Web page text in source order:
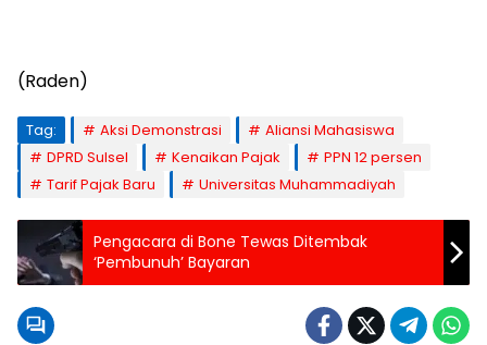
(Raden)
Tag: Aksi Demonstrasi
Aliansi Mahasiswa
DPRD Sulsel
Kenaikan Pajak
PPN 12 persen
Tarif Pajak Baru
Universitas Muhammadiyah
Pengacara di Bone Tewas Ditembak
‘Pembunuh’ Bayaran